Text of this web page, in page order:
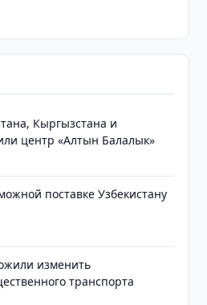
Кыргызстана и
центр «Алтын Балалык»
поставке Узбекистану
изменить
транспорта